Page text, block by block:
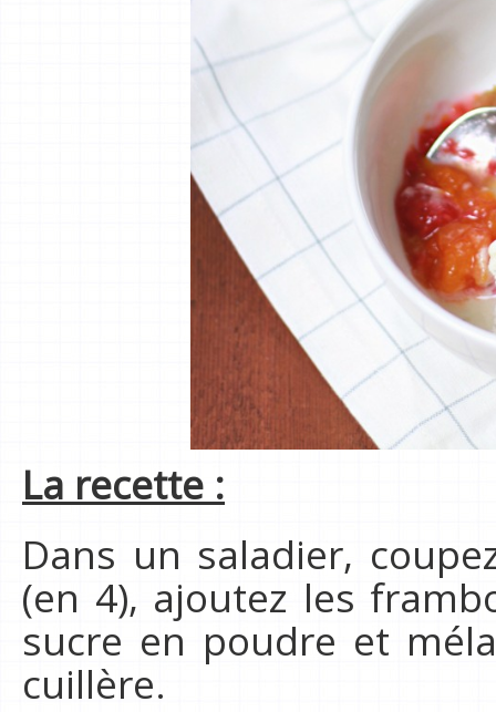
La recette :
Dans un saladier,
(en 4), ajoutez les
sucre en poudre et
cuillère.